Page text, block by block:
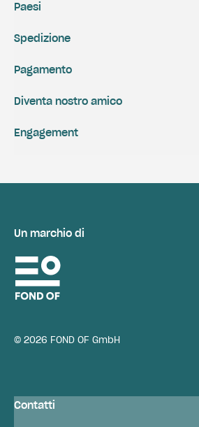
Spedizione
Pagamento
Engagement
Diventa nostro amico
Paesi
Un marchio di
© 2026 FOND OF GmbH
Contatti